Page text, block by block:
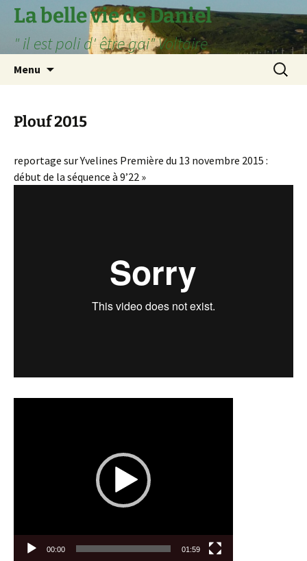
Aller
contenu
La belle vie de Daniel
" il est poli d' être gai" Voltaire
Menu
Plouf 2015
reportage sur Yvelines Première du 13 novembre 2015 :
début de la séquence à 9’22 »
00:00 01:59